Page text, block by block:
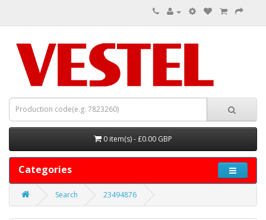
0 item(s) - £0.00 GBP
Categories
Search 23494876